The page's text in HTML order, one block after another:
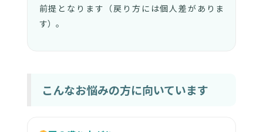
前提となります（戻り方には個人差がありま
す）。
こんなお悩みの方に向いています